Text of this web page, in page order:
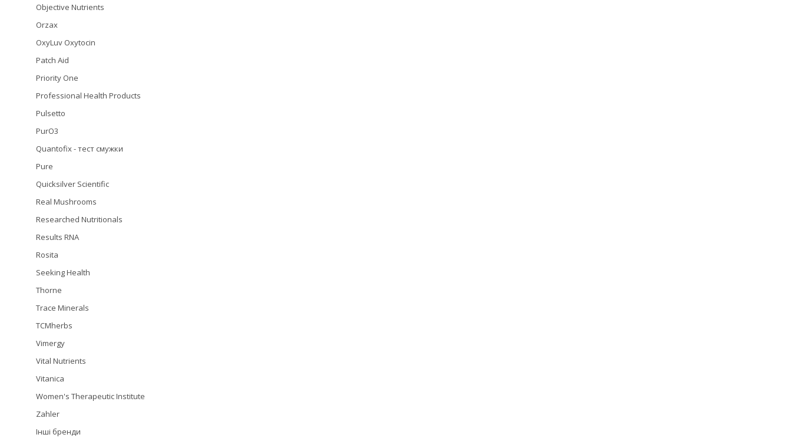
Objective Nutrients
Orzax
OxyLuv Oxytocin
Patch Aid
Priority One
Professional Health Products
Pulsetto
PurO3
Quantofix - тест смужки
Pure
Quicksilver Scientific
Real Mushrooms
Researched Nutritionals
Results RNA
Rosita
Seeking Health
Thorne
Trace Minerals
TCMherbs
Vimergy
Vital Nutrients
Vitanica
Women's Therapeutic Institute
Zahler
Інші бренди